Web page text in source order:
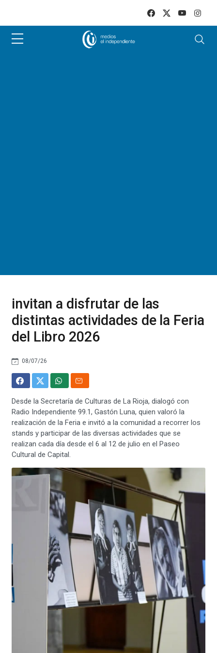
invitan a disfrutar de las
distintas actividades de la Feria
del Libro 2026
08/07/26
Desde la Secretaría de Culturas de La Rioja, dialogó con
Radio Independiente 99.1, Gastón Luna, quien valoró la
realización de la Feria e invitó a la comunidad a recorrer los
stands y participar de las diversas actividades que se
realizan cada día desde el 6 al 12 de julio en el Paseo
Cultural de Capital.